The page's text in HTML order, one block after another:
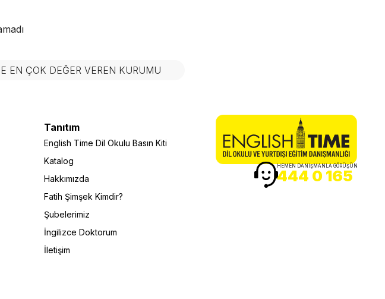
EN ÇOK DEĞER VEREN KURUMU
Tanıtım
English Time Dil Okulu Basın Kiti
Katalog
Hakkımızda
Fatih Şimşek Kimdir?
Şubelerimiz
İngilizce Doktorum
İletişim
HEMEN DANIŞMANLA GÖRÜŞÜN
444 0 165